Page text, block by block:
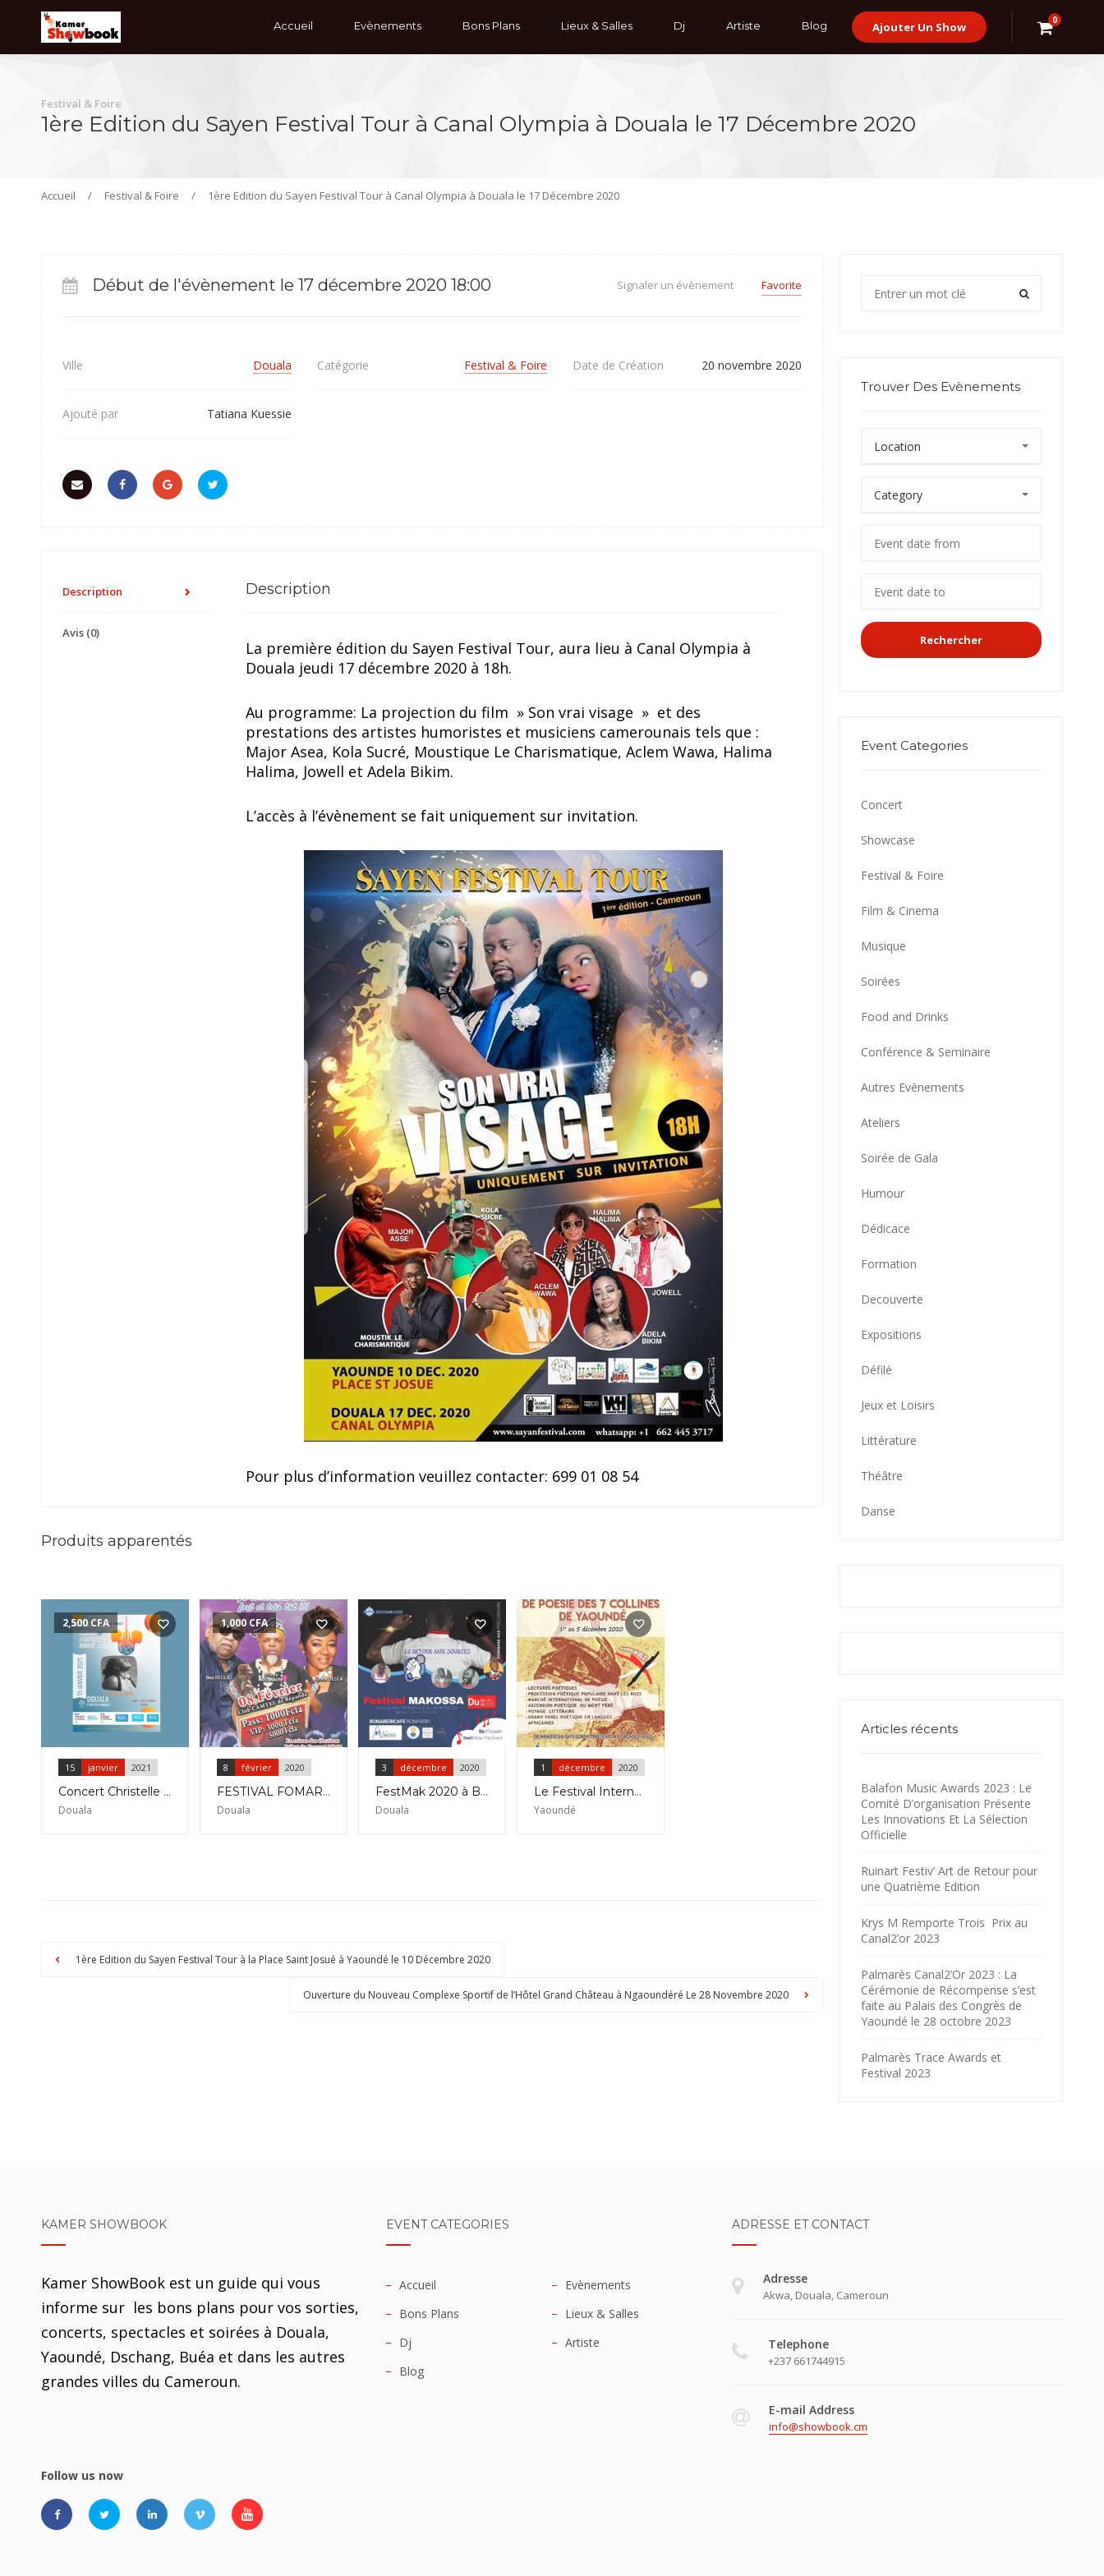
0
Ajouter Un Show
Accueil Evènements Bons Plans Lieux & Salles Dj Artiste Blog
Festival & Foire
1ère Edition du Sayen Festival Tour à Canal Olympia à Douala le 17 Décembre 2020
Accueil / Festival & Foire / 1ère Edition du Sayen Festival Tour à Canal Olympia à Douala le 17 Décembre 2020
Début de l'évènement le 17 décembre 2020 18:00 Signaler un évènement Favorite
Ville Douala Catégorie Festival & Foire Date de Création 20 novembre 2020
Ajouté par Tatiana Kuessie
Description
Avis (0)
Description
La première édition du Sayen Festival Tour, aura lieu à Canal Olympia à
Douala jeudi 17 décembre 2020 à 18h.
Au programme: La projection du film » Son vrai visage » et des
prestations des artistes humoristes et musiciens camerounais tels que :
Major Asea, Kola Sucré, Moustique Le Charismatique, Aclem Wawa, Halima
Halima, Jowell et Adela Bikim.
L’accès à l’évènement se fait uniquement sur invitation.
Pour plus d’information veuillez contacter: 699 01 08 54
Produits apparentés
15 janvier 2021
Concert Christelle Moon à L’institut Français de Douala le 15 Janvier 2021
2,500CFA
Douala
8 février 2020
FESTIVAL FOMARIC – 8 Février2020 : Ben Decca, Prince Afo Akom et Grace Decca en Concert
1,000 CFA
Douala
3 décembre 2020
FestMak 2020 à Bonaberi Cafe du 3 au 5 Décembre 2020
Douala
1 décembre 2020
Le Festival International De Poésie Des 7 Collines De Yaoundé Aura Lieu Du 1ER Au 5 Décembre 2020
Yaoundé
1ère Edition du Sayen Festival Tour à la Place Saint Josué à Yaoundé le 10 Décembre 2020
Ouverture du Nouveau Complexe Sportif de l’Hôtel Grand Château à Ngaoundéré Le 28 Novembre 2020
Trouver Des Evènements
Rechercher
Event Categories
Concert
Showcase
Festival & Foire
Film & Cinema
Musique
Soirées
Food and Drinks
Conférence & Seminaire
Autres Evènements
Ateliers
Soirée de Gala
Humour
Dédicace
Formation
Decouverte
Expositions
Défilé
Jeux et Loisirs
Littérature
Théâtre
Danse
Articles récents
Balafon Music Awards 2023 : Le
Comité D’organisation Présente
Les Innovations Et La Sélection
Officielle
Ruinart Festiv’ Art de Retour pour
une Quatrième Edition
Krys M Remporte Trois Prix au
Canal2’or 2023
Palmarès Canal2’Or 2023 : La
Cérémonie de Récompense s’est
faite au Palais des Congrès de
Yaoundé le 28 octobre 2023
Palmarès Trace Awards et
Festival 2023
KAMER SHOWBOOK
Kamer ShowBook est un guide qui vous
informe sur les bons plans pour vos sorties,
concerts, spectacles et soirées à Douala,
Yaoundé, Dschang, Buéa et dans les autres
grandes villes du Cameroun.
Follow us now
EVENT CATEGORIES
Accueil
Evènements
Bons Plans
Lieux & Salles
Dj
Artiste
Blog
ADRESSE ET CONTACT
Adresse
Akwa, Douala, Cameroun
Telephone
+237 661744915
E-mail Address
info@showbook.cm